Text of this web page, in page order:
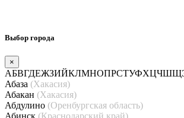
Выбор города
×
АБВГДЕЖЗИЙКЛМНОПРСТУФХЦЧШЩ
Абаза (Хакасия)
Абакан (Хакасия)
Абдулино (Оренбургская область)